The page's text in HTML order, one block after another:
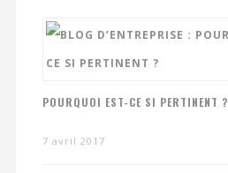
POURQUOI EST-CE SI PERTINENT ?
7 avril 2017